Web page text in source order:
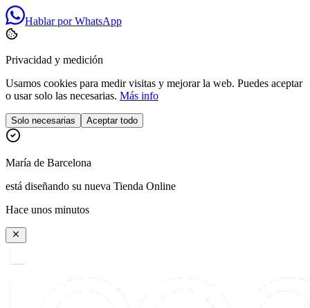
Hablar por WhatsApp
Privacidad y medición
Usamos cookies para medir visitas y mejorar la web. Puedes aceptar
o usar solo las necesarias. Más info
Solo necesarias Aceptar todo
María de Barcelona
está diseñando su nueva Tienda Online
Hace unos minutos